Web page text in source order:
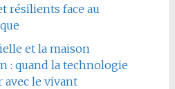
résilients face au
et la maison
: quand la technologie
avec le vivant